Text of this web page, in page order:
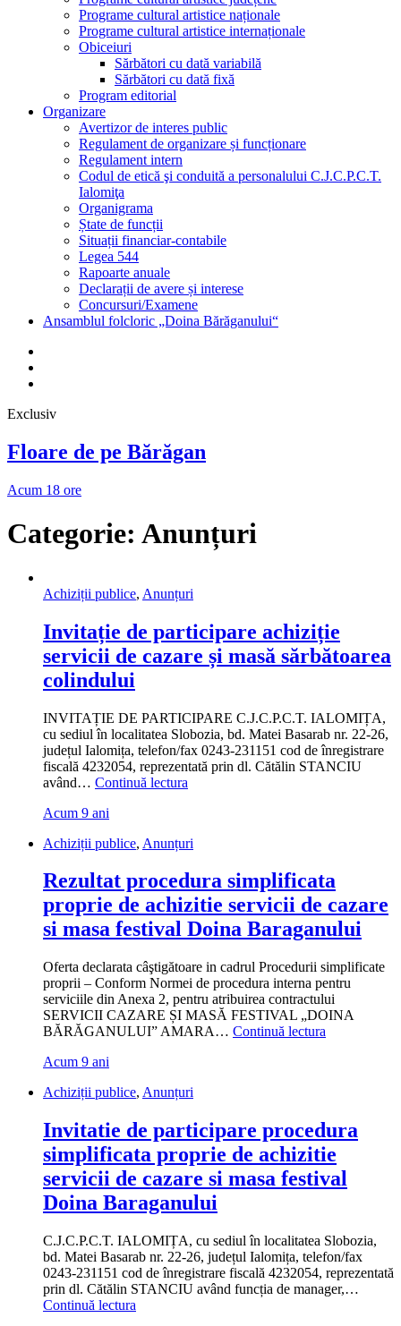
Programe cultural artistice naționale
Programe cultural artistice internaționale
Obiceiuri
Sărbători cu dată variabilă
Sărbători cu dată fixă
Program editorial
Organizare
Avertizor de interes public
Regulament de organizare și funcționare
Regulament intern
Codul de etică şi conduită a personalului C.J.C.P.C.T.
Ialomiţa
Organigrama
Ștate de funcții
Situații financiar-contabile
Legea 544
Rapoarte anuale
Declarații de avere și interese
Concursuri/Examene
Ansamblul folcloric „Doina Bărăganului“
Exclusiv
Floare de pe Bărăgan
Acum 18 ore
Categorie: Anunțuri
Achiziții publice, Anunțuri
Invitație de participare achiziție
servicii de cazare și masă sărbătoarea
colindului
INVITAȚIE DE PARTICIPARE C.J.C.P.C.T. IALOMIȚA,
cu sediul în localitatea Slobozia, bd. Matei Basarab nr. 22-26,
județul Ialomița, telefon/fax 0243-231151 cod de înregistrare
fiscală 4232054, reprezentată prin dl. Cătălin STANCIU
având… Continuă lectura
servicii
cazare
și
masă
sărbătoarea
colindului”
Acum 9 ani
Achiziții publice, Anunțuri
Rezultat procedura simplificata
proprie de achizitie servicii de cazare
si masa festival Doina Baraganului
Oferta declarata câştigătoare in cadrul Procedurii simplificate
proprii – Conform Normei de procedura interna pentru
serviciile din Anexa 2, pentru atribuirea contractului
SERVICII CAZARE ȘI MASĂ FESTIVAL „DOINA
BĂRĂGANULUI” AMARA… Continuă lectura
servicii
de
cazare
si
masa
Baraganului”
Acum 9 ani
Achiziții publice, Anunțuri
Invitatie de participare procedura
simplificata proprie de achizitie
servicii de cazare si masa festival
Doina Baraganului
C.J.C.P.C.T. IALOMIȚA, cu sediul în localitatea Slobozia,
bd. Matei Basarab nr. 22-26, județul Ialomița, telefon/fax
0243-231151 cod de înregistrare fiscală 4232054, reprezentată
prin dl. Cătălin STANCIU având funcția de manager,…
Continuă lectura